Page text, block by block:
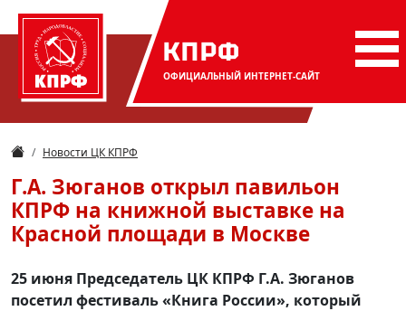
КПРФ
ОФИЦИАЛЬНЫЙ ИНТЕРНЕТ-САЙТ
Новости ЦК КПРФ
Г.А. Зюганов открыл павильон
КПРФ на книжной выставке на
Красной площади в Москве
25 июня Председатель ЦК КПРФ Г.А. Зюганов
посетил фестиваль «Книга России», который